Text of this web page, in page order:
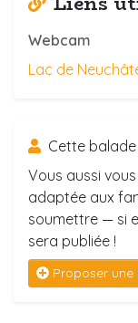
Webcam
Lac de
Cette
Vous aussi
adaptée aux
soumettre — si
sera publiée !
Proposer